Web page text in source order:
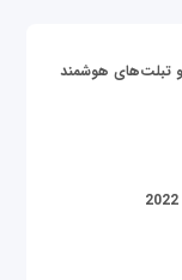
و تبلت‌های هوشمند